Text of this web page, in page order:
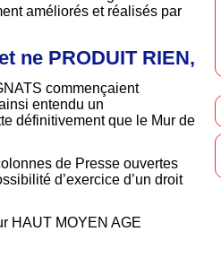
améliorés et réalisés par
ne PRODUIT RIEN,
commençaient
entendu un
définitivement que le Mur de
de Presse ouvertes
d’exercice d’un droit
HAUT MOYEN AGE